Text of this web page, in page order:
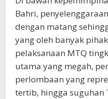
Bahri,
dengan matang
yang oleh banyak
pelaksanaan MTQ
utama yang megah,
perlombaan yang
tertib, hingga suguhan